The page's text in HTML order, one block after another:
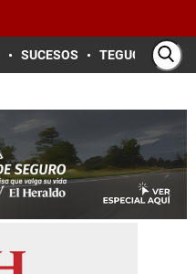
SUCESOS TEGUCIGALPA